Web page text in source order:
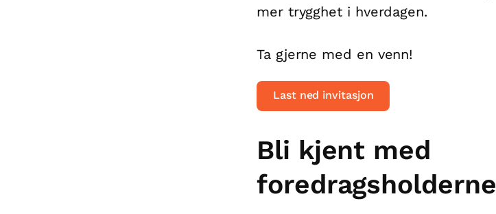
mer trygghet i hverdagen.
Ta gjerne med en venn!
Last ned invitasjon
Bli kjent med
foredragsholderne